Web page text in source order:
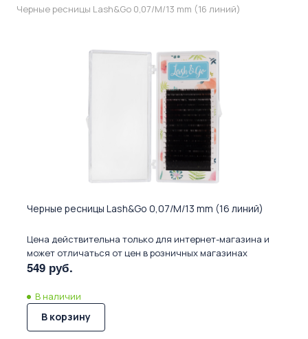
Черные ресницы Lash&Go 0,07/M/13 mm (16 линий)
Черные ресницы Lash&Go 0,07/M/13 mm (16 линий)
Цена действительна только для интернет-магазина и
может отличаться от цен в розничных магазинах
549 руб.
В наличии
В корзину